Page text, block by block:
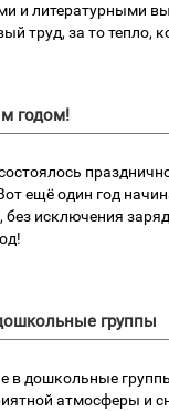
и литературными
труд, за то тепло,
годом!
ещё один год
без исключения
группы
в дошкольные
атмосферы и